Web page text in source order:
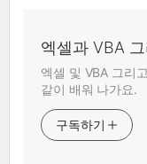
엑셀과 VBA
엑셀 및 VBA 그리
같이 배워 나가요.
구독하기